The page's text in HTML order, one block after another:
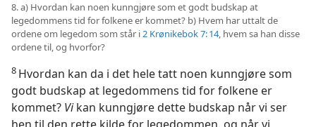
8. a) Hvordan kan noen kunngjøre som et godt budskap at
legedommens tid for folkene er kommet? b) Hvem har uttalt de
ordene om legedom som står i2 Krønikebok 7: 14, hvem sa han disse
ordene til, og hvorfor?
8 Hvordan kan da i det hele tatt noen kunngjøre som
godt budskap at legedommens tid for folkene er
kommet? Vikan kunngjøre dette budskap når vi ser